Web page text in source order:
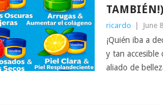
TAMBIÉN!)
ricardo June
¡Quién iba a
y tan accesible
aliado de